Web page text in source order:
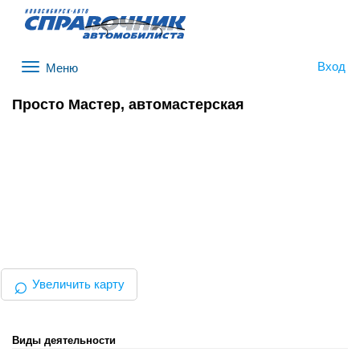
Вход
Просто Мастер, автомастерская
⌕ Увеличить карту
Виды деятельности